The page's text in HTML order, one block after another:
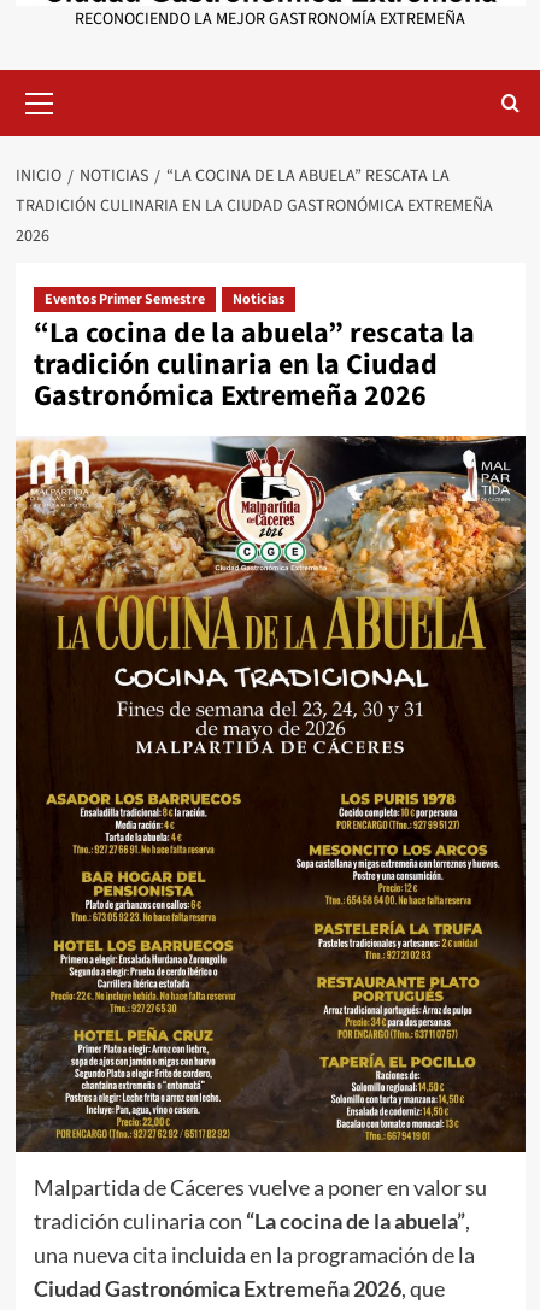
RECONOCIENDO LA MEJOR GASTRONOMÍA EXTREMEÑA
primario
INICIO NOTICIAS
“LA COCINA DE LA ABUELA” RESCATA LA
TRADICIÓN CULINARIA EN LA CIUDAD GASTRONÓMICA EXTREMEÑA
2026
Eventos Primer Semestre Noticias
“La cocina de la abuela” rescata la
tradición culinaria en la Ciudad
Gastronómica Extremeña 2026
Malpartida de Cáceres vuelve a poner en valor su
tradición culinaria con “La cocina de la abuela”,
una nueva cita incluida en la programación de la
Ciudad Gastronómica Extremeña 2026, que